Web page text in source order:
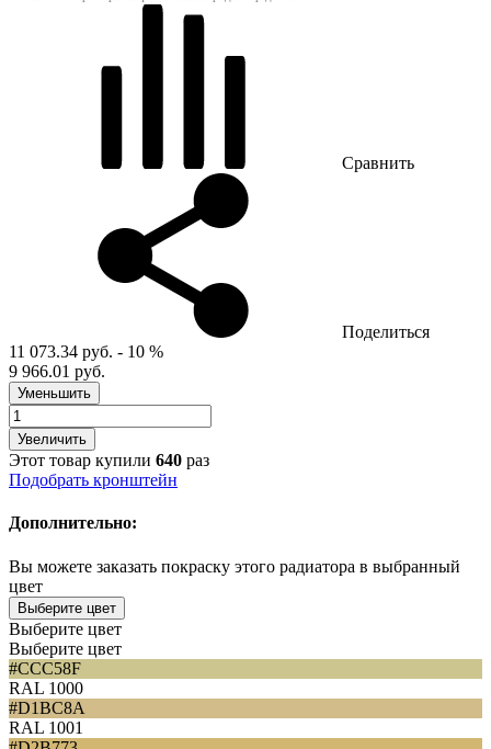
Сравнить
Поделиться
11 073.34 руб. - 10 %
9 966.01 руб.
Уменьшить
Увеличить
Этот товар купили 640 раз
Подобрать кронштейн
Дополнительно:
Вы можете заказать покраску этого радиатора в выбранный
цвет
Выберите цвет
Выберите цвет
Выберите цвет
#CCC58F
RAL 1000
#D1BC8A
RAL 1001